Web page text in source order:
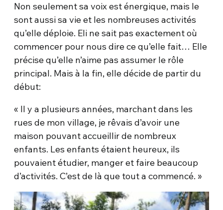
Non seulement sa voix est énergique, mais le
sont aussi sa vie et les nombreuses activités
qu’elle déploie. Eli ne sait pas exactement où
commencer pour nous dire ce qu’elle fait… Elle
précise qu’elle n’aime pas assumer le rôle
principal. Mais à la fin, elle décide de partir du
début:
« Il y a plusieurs années, marchant dans les
rues de mon village, je rêvais d’avoir une
maison pouvant accueillir de nombreux
enfants. Les enfants étaient heureux, ils
pouvaient étudier, manger et faire beaucoup
d’activités. C’est de là que tout a commencé. »